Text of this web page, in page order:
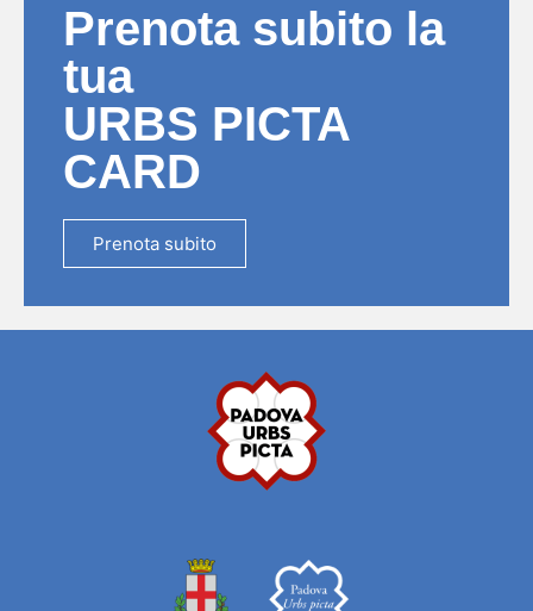
Prenota subito la
tua
URBS PICTA
CARD
Prenota subito